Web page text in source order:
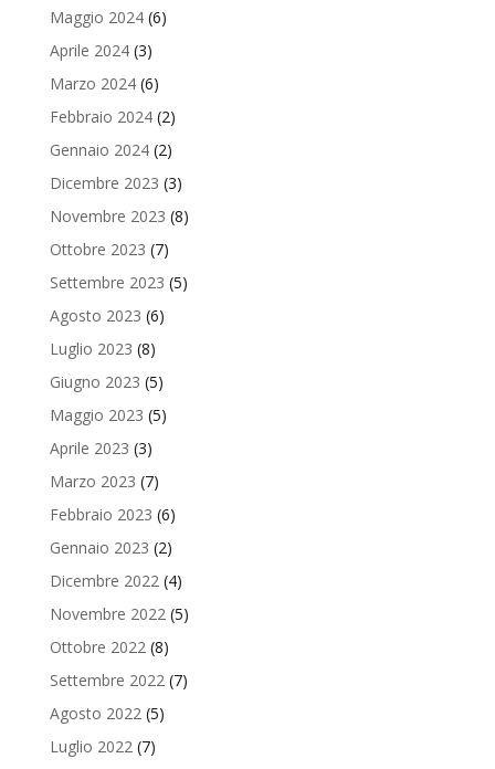
Maggio 2024(6)
Aprile 2024(3)
Marzo 2024(6)
Febbraio 2024(2)
Gennaio 2024(2)
Dicembre 2023 (3)
Novembre 2023 (8)
Ottobre 2023 (7)
Settembre 2023 (5)
Agosto 2023 (6)
Luglio 2023 (8)
Giugno 2023 (5)
Maggio 2023 (5)
Aprile 2023 (3)
Marzo 2023 (7)
Febbraio 2023 (6)
Gennaio 2023 (2)
Dicembre 2022 (4)
Novembre 2022 (5)
Ottobre 2022 (8)
Settembre 2022 (7)
Agosto 2022 (5)
Luglio 2022 (7)